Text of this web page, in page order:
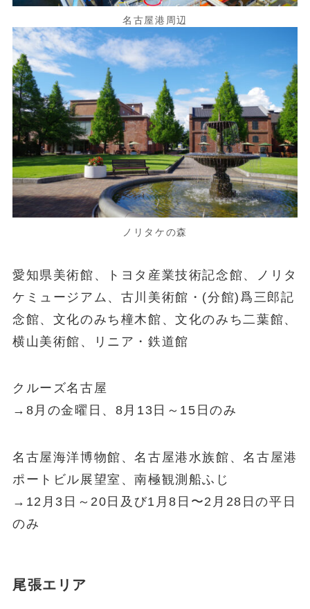
名古屋港周辺
ノリタケの森
愛知県美術館、トヨタ産業技術記念館、ノリタ
ケミュージアム、古川美術館・(分館)爲三郎記
念館、文化のみち橦木館、文化のみち二葉館、
横山美術館、リニア・鉄道館
クルーズ名古屋
→8月の金曜日、8月13日～15日のみ
名古屋海洋博物館、名古屋港水族館、名古屋港
ポートビル展望室、南極観測船ふじ
→12月3日～20日及び1月8日〜2月28日の平日
のみ
尾張エリア